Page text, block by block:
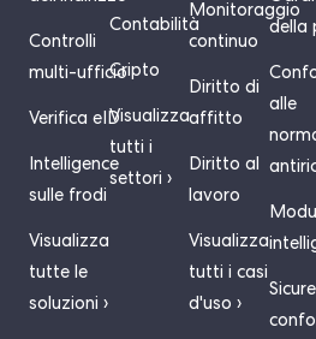
Controlli
multi-ufficio
Verifica eID
Intelligence
sulle frodi
Visualizza
tutte le
soluzioni ›
Contabilità
Cripto
Visualizza
tutti i
settori ›
Monitoraggio
continuo
Diritto di
affitto
Diritto al
lavoro
Visualizza
tutti i casi
d'uso ›
della
alle